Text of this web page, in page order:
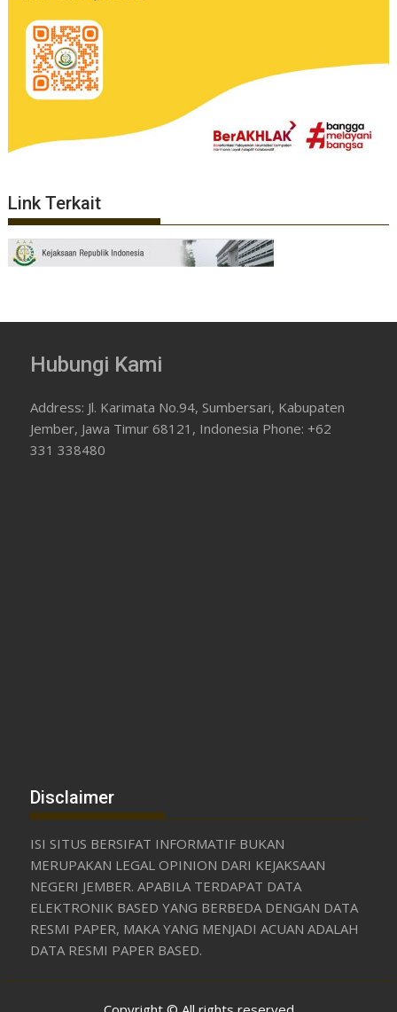
Link Terkait
Hubungi Kami
Address: Jl. Karimata No.94, Sumbersari, Kabupaten
Jember, Jawa Timur 68121, Indonesia Phone: +62
331 338480
Disclaimer
ISI SITUS BERSIFAT INFORMATIF BUKAN
MERUPAKAN LEGAL OPINION DARI KEJAKSAAN
NEGERI JEMBER. APABILA TERDAPAT DATA
ELEKTRONIK BASED YANG BERBEDA DENGAN DATA
RESMI PAPER, MAKA YANG MENJADI ACUAN ADALAH
DATA RESMI PAPER BASED.